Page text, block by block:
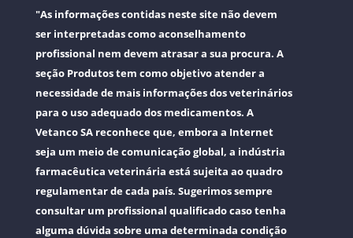
"As informações contidas neste site não devem
ser interpretadas como aconselhamento
profissional nem devem atrasar a sua procura. A
seção Produtos tem como objetivo atender a
necessidade de mais informações dos veterinários
para o uso adequado dos medicamentos. A
Vetanco SA reconhece que, embora a Internet
seja um meio de comunicação global, a indústria
farmacêutica veterinária está sujeita ao quadro
regulamentar de cada país. Sugerimos sempre
consultar um profissional qualificado caso tenha
alguma dúvida sobre uma determinada condição